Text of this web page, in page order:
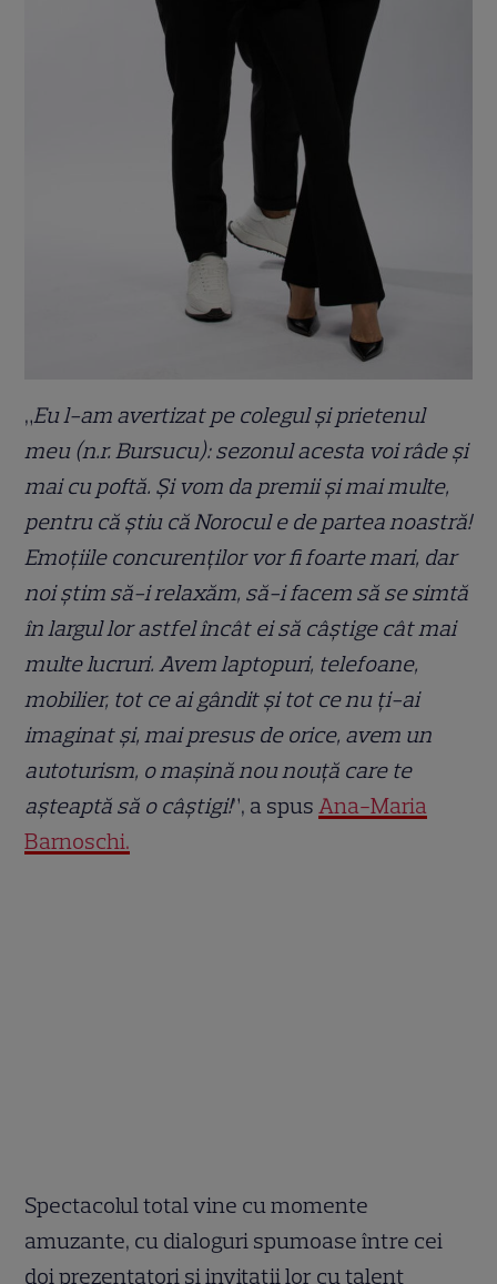
„Eu l-am avertizat pe colegul și prietenul
meu (n.r. Bursucu): sezonul acesta voi râde și
mai cu poftă. Și vom da premii și mai multe,
pentru că știu că Norocul e de partea noastră!
Emoțiile concurenților vor fi foarte mari, dar
noi știm să-i relaxăm, să-i facem să se simtă
în largul lor astfel încât ei să câștige cât mai
multe lucruri. Avem laptopuri, telefoane,
mobilier, tot ce ai gândit și tot ce nu ți-ai
imaginat și, mai presus de orice, avem un
autoturism, o mașină nou nouță care te
așteaptă să o câștigi!”, a spusAna-Maria
Barnoschi.
Spectacolul total vine cu momente
amuzante, cu dialoguri spumoase între cei
doi prezentatori și invitații lor cu talent